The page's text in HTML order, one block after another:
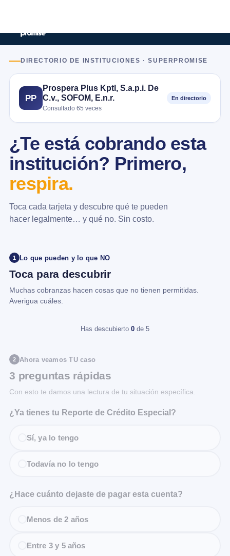
DIRECTORIO DE INSTITUCIONES · SUPERPROMISE
PP
Prospera Plus Kptl, S.a.p.i. De
C.v., SOFOM, E.n.r.
Consultado 65 veces
En directorio
¿Te está cobrando esta
institución? Primero,
respira.
Toca cada tarjeta y descubre qué te pueden
hacer legalmente… y qué no. Sin costo.
1 Lo que pueden y lo que NO
Toca para descubrir
Muchas cobranzas hacen cosas que no tienen permitidas.
Averigua cuáles.
Has descubierto 0 de 5
2 Ahora veamos TU caso
3 preguntas rápidas
Con esto te damos una lectura de tu situación específica.
¿Ya tienes tu Reporte de Crédito Especial?
Sí, ya lo tengo
Todavía no lo tengo
¿Hace cuánto dejaste de pagar esta cuenta?
Menos de 2 años
Entre 3 y 5 años